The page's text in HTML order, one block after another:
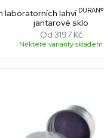
laboratorních lahví DURAN®
jantarové sklo
Od 3197 Kč
Některé varianty skladem